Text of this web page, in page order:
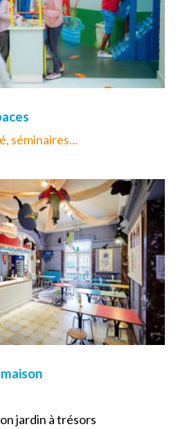
séminaires...
jardin à trésors